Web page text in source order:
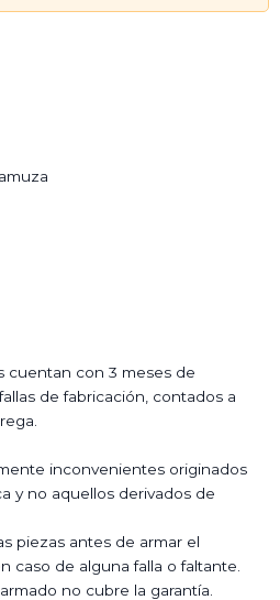
cuentan con 3 meses de
de fabricación, contados a
inconvenientes originados
y no aquellos derivados de
piezas antes de armar el
caso de alguna falla o faltante.
no cubre la garantía.